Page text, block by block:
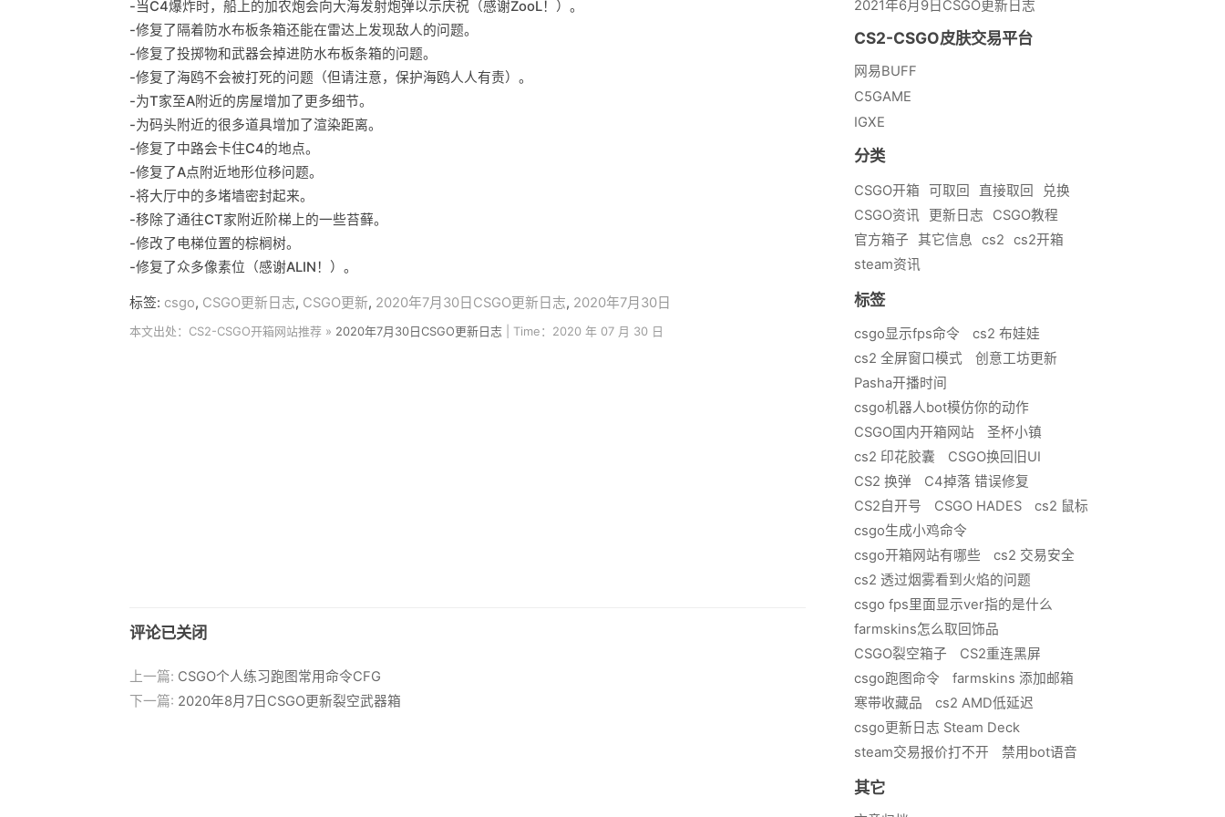
-当C4爆炸时，船上的加农炮会向大海发射炮弹以示庆祝（感谢ZooL！）。
-修复了隔着防水布板条箱还能在雷达上发现敌人的问题。
-修复了投掷物和武器会掉进防水布板条箱的问题。
-修复了海鸥不会被打死的问题（但请注意，保护海鸥人人有责）。
-为T家至A附近的房屋增加了更多细节。
-为码头附近的很多道具增加了渲染距离。
-修复了中路会卡住C4的地点。
-修复了A点附近地形位移问题。
-将大厅中的多堵墙密封起来。
-移除了通往CT家附近阶梯上的一些苔藓。
-修改了电梯位置的棕榈树。
-修复了众多像素位（感谢ALIN！）。
标签: csgo, CSGO更新日志, CSGO更新, 2020年7月30日CSGO更新日志, 2020年7月30日
本文出处：CS2-CSGO开箱网站推荐 » 2020年7月30日CSGO更新日志 | Time：2020 年 07 月 30 日
评论已关闭
上一篇: CSGO个人练习跑图常用命令CFG
下一篇: 2020年8月7日CSGO更新裂空武器箱
2021年6月9日CSGO更新日志
CS2-CSGO皮肤交易平台
网易BUFF
C5GAME
IGXE
分类
CSGO开箱 可取回 直接取回
兑换
CSGO资讯
更新日志
CSGO教程
官方箱子
其它信息 cs2
cs2开箱
steam资讯
标签
csgo显示fps命令
cs2 布娃娃
cs2 全屏窗口模式
创意工坊更新
Pasha开播时间
csgo机器人bot模仿你的动作
CSGO国内开箱网站
圣杯小镇
cs2 印花胶囊
CSGO换回旧UI
CS2 换弹
C4掉落 错误修复
CS2自开号
CSGO HADES
cs2 鼠标
csgo生成小鸡命令
csgo开箱网站有哪些
cs2 交易安全
cs2 透过烟雾看到火焰的问题
csgo fps里面显示ver指的是什么
farmskins怎么取回饰品
CSGO裂空箱子
CS2重连黑屏
csgo跑图命令
farmskins 添加邮箱
寒带收藏品
cs2 AMD低延迟
csgo更新日志 Steam Deck
steam交易报价打不开
禁用bot语音
其它